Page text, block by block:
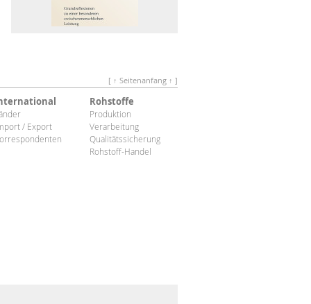
[ ↑ Seitenanfang ↑ ]
/ Export
Rohstoffe
Produktion
Verarbeitung
Qualitätssicherung
Rohstoff-Handel